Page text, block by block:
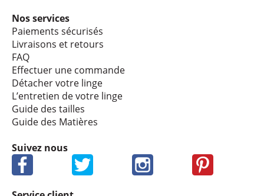
Nos services
Paie­ments sécu­ri­sés
Livrai­sons et retours
FAQ
Effec­tuer une commande
Déta­cher votre linge
L’en­tre­tien de votre linge
Guide des tailles
Guide des Matières
Suivez nous